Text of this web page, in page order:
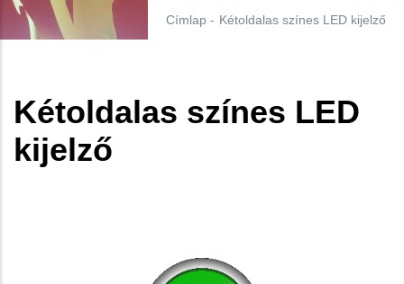
Címlap - Kétoldalas színes LED kijelző
Kétoldalas színes LED
kijelző